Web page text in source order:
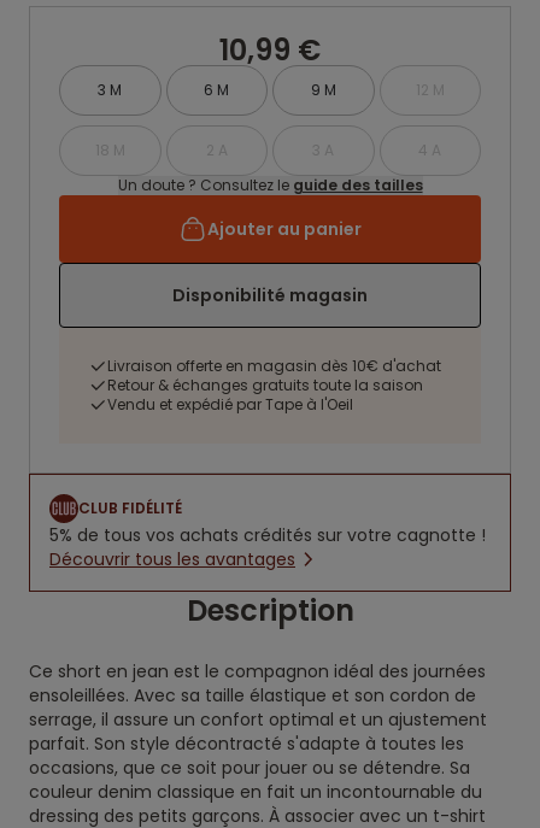
10,99 €
3 M 6 M 9 M 12 M
18 M 2 A 3 A
4 A
Un doute ? Consultez le guide des tailles
Ajouter au panier
Disponibilité magasin
Livraison offerte en magasin dès 10€ d'achat
Retour & échanges gratuits toute la saison
Vendu et expédié par Tape à l'Oeil
CLUB FIDÉLITÉ
5% de tous vos achats crédités sur votre cagnotte !
Découvrir tous les avantages
Description
Ce short en jean est le compagnon idéal des journées
ensoleillées. Avec sa taille élastique et son cordon de
serrage, il assure un confort optimal et un ajustement
parfait. Son style décontracté s'adapte à toutes les
occasions, que ce soit pour jouer ou se détendre. Sa
couleur denim classique en fait un incontournable du
dressing des petits garçons. À associer avec un t-shirt